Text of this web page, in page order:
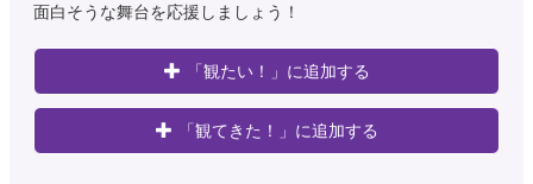
面白そうな舞台を応援しましょう！
「観たい！」に追加する
「観てきた！」に追加する